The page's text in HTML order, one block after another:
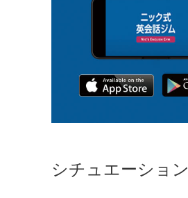
シチュエーション